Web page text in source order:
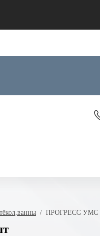
/  ПРОГРЕСС УМС